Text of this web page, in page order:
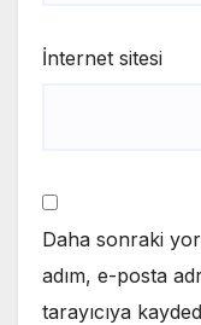
İnternet sitesi
Daha sonraki
adım, e-posta
tarayıcıya